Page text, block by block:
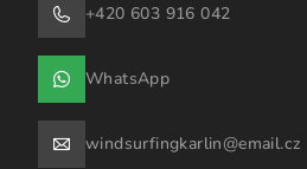
+420 603 916 042
WhatsApp
windsurfingkarlin@email.cz